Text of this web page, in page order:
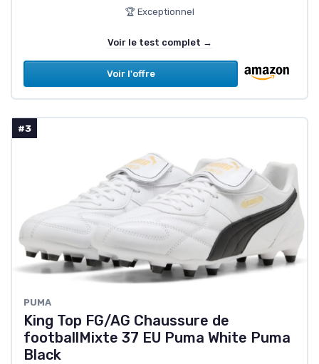
🏆 Exceptionnel
Voir le test complet →
Voir l'offre
#3
PUMA
King Top FG/AG Chaussure de
footballMixte 37 EU Puma White Puma
Black